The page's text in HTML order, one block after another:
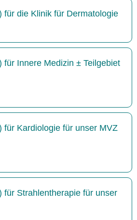
für die Klinik für Dermatologie
für Innere Medizin ± Teilgebiet
für Kardiologie für unser MVZ
für Strahlentherapie für unser